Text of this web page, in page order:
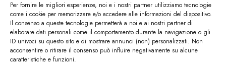
Per fornire le migliori esperienze, noi e i nostri partner utilizziamo tecnologie
come i cookie per memorizzare e/o accedere alle informazioni del dispositivo.
Il consenso a queste tecnologie permetterà a noi e ai nostri partner di
elaborare dati personali come il comportamento durante la navigazione o gli
ID univoci su questo sito e di mostrare annunci (non) personalizzati. Non
acconsentire o ritirare il consenso può influire negativamente su alcune
caratteristiche e funzioni.